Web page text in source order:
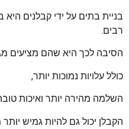
בניית בתים על ידי קבלנים
רבים.
הסיבה לכך היא שהם מציעים
כולל עלויות נמוכות יותר,
השלמה מהירה יותר ואיכות
הקבלן יכול גם להיות גמיש